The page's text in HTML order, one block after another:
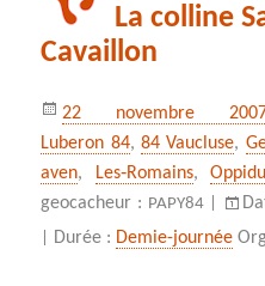
La colline
Cavaillon
Publié
le
22 novembre
Luberon 84,84 Vaucluse,
aven, Les‑Romains,
geocacheur : PAPY84 |
Durée : Demie-journée